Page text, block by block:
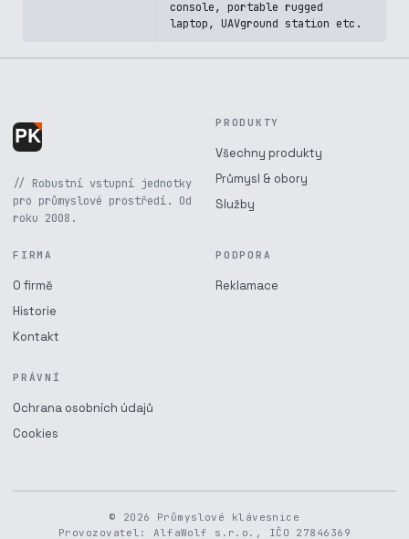
console, portable rugged
laptop, UAVground station etc.
// Robustní vstupní jednotky
pro průmyslové prostředí. Od
roku 2008.
PRODUKTY
Všechny produkty
Průmysl & obory
Služby
FIRMA
O firmě
Historie
Kontakt
PODPORA
Reklamace
PRÁVNÍ
Ochrana osobních údajů
Cookies
© 2026 Průmyslové klávesnice
Provozovatel: AlfaWolf s.r.o., IČO 27846369